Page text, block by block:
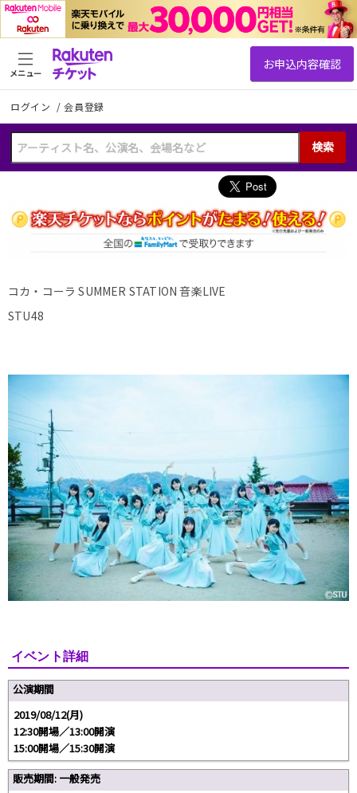
ログイン /会員登録
検索
メニュー
コカ・コーラ SUMMER STATION 音楽LIVE
STU48
イベント詳細
公演期間
2019/08/12(月)
12:30開場／13:00開演
15:00開場／15:30開演
販売期間: 一般発売